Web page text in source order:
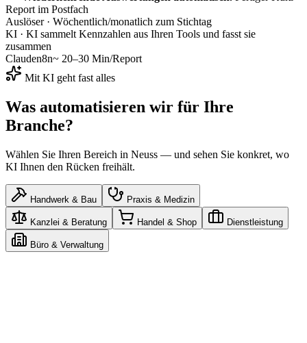
Report im Postfach
Auslöser· Wöchentlich/monatlich zum Stichtag
KI · KI sammelt Kennzahlen aus Ihren Tools und fasst sie
zusammen
Clauden8n~ 20–30 Min/Report
Mit KI geht fast alles
Was automatisieren wir für Ihre
Branche?
Wählen Sie Ihren Bereich in Neuss — und sehen Sie konkret, wo
KI Ihnen den Rücken freihält.
Handwerk & Bau Praxis & Medizin
Kanzlei & Beratung Handel & Shop Dienstleistung
Büro & Verwaltung